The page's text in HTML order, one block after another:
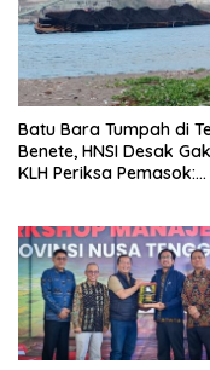
Batu Bara Tumpah di
Benete, HNSI Desak
KLH Periksa Pemasok: